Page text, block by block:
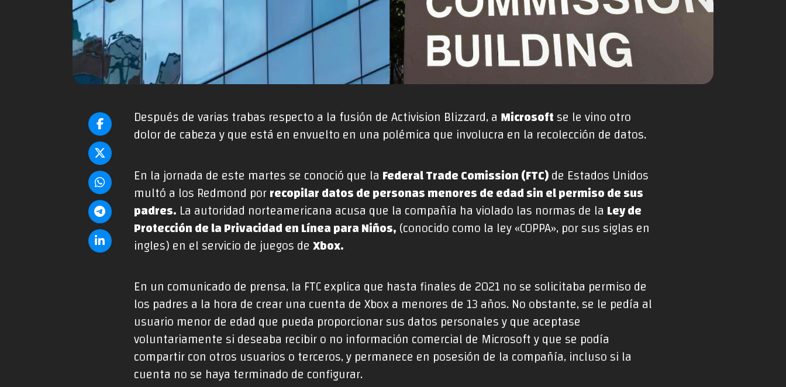
Después de varias trabas respecto a la fusión de Activision Blizzard, a Microsoftse le vino otro
dolor de cabeza y que está en envuelto en una polémica que involucra en la recolección de datos.
En la jornada de este martes se conoció que la Federal Trade Comission (FTC)de Estados Unidos
multó a los Redmond porrecopilar datos de personas menores de edad sin el permiso de sus
padres. La autoridad norteamericana acusa que la compañía ha violado las normas de la Ley de
Protección de la Privacidad en Línea para Niños,(conocido como la ley «COPPA», por sus siglas en
ingles) en el servicio de juegos deXbox.
En un comunicado de prensa, la FTC explica que hasta finales de 2021 no se solicitaba permiso de
los padres a la hora de crear una cuenta de Xbox a menores de 13 años. No obstante, se le pedía al
usuario menor de edad que pueda proporcionar sus datos personales y que aceptase
voluntariamente si deseaba recibir o no información comercial de Microsoft y que se podía
compartir con otros usuarios o terceros, y permanece en posesión de la compañía, incluso si la
cuenta no se haya terminado de configurar.